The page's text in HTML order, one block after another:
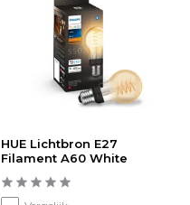
HUE Lichtbron E27
Filament A60 White